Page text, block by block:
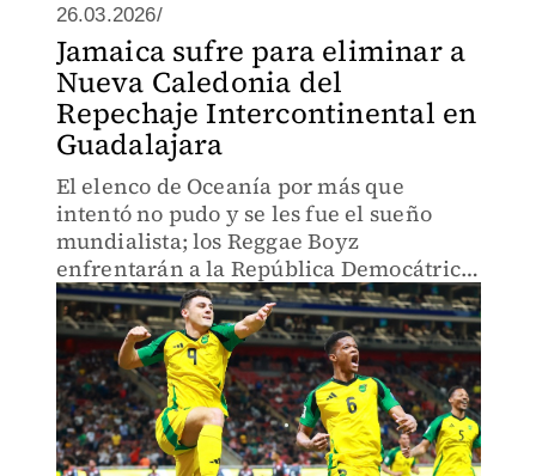
26.03.2026/
Jamaica sufre para eliminar a
Nueva Caledonia del
Repechaje Intercontinental en
Guadalajara
El elenco de Oceanía por más que
intentó no pudo y se les fue el sueño
mundialista; los Reggae Boyz
enfrentarán a la República Democátrica
del Congo